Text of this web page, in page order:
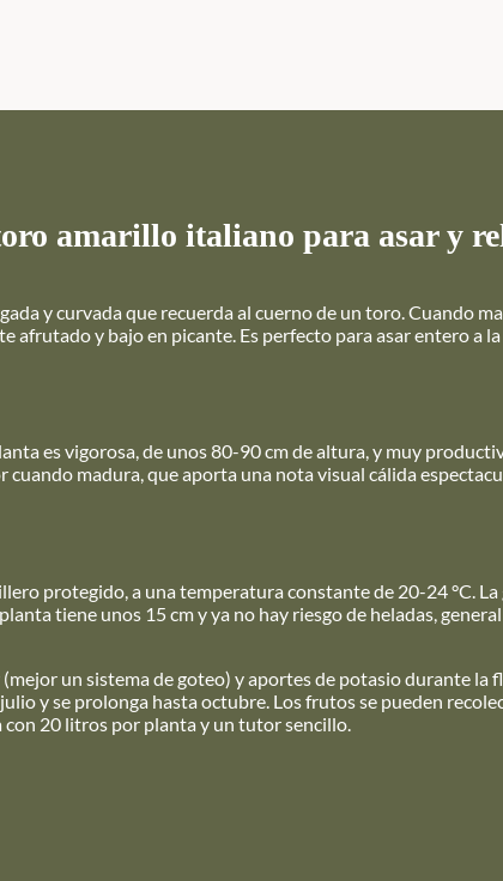
amarillo italiano para asar y
y curvada que recuerda al cuerno de un toro. Cuando
y bajo en picante. Es perfecto para asar entero a
es vigorosa, de unos 80-90 cm de altura, y muy
madura, que aporta una nota visual cálida
protegido, a una temperatura constante de 20-24 °C.
tiene unos 15 cm y ya no hay riesgo de heladas,
un sistema de goteo) y aportes de potasio durante la
y se prolonga hasta octubre. Los frutos se pueden
con 20 litros por planta y un tutor sencillo.